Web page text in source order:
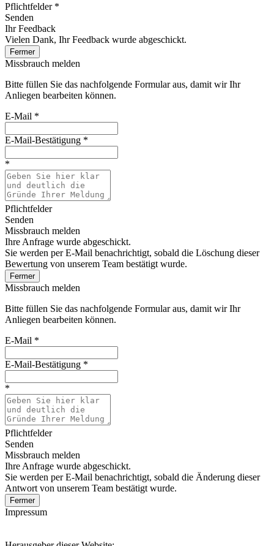
Pflichtfelder *
Senden
Ihr Feedback
Vielen Dank, Ihr Feedback wurde abgeschickt.
Fermer
Missbrauch melden
Bitte füllen Sie das nachfolgende Formular aus, damit wir Ihr
Anliegen bearbeiten können.
E-Mail *
E-Mail-Bestätigung *
*
Pflichtfelder
Senden
Missbrauch melden
Ihre Anfrage wurde abgeschickt.
Sie werden per E-Mail benachrichtigt, sobald die Löschung dieser
Bewertung von unserem Team bestätigt wurde.
Fermer
Missbrauch melden
Bitte füllen Sie das nachfolgende Formular aus, damit wir Ihr
Anliegen bearbeiten können.
E-Mail *
E-Mail-Bestätigung *
*
Pflichtfelder
Senden
Missbrauch melden
Ihre Anfrage wurde abgeschickt.
Sie werden per E-Mail benachrichtigt, sobald die Änderung dieser
Antwort von unserem Team bestätigt wurde.
Fermer
Impressum